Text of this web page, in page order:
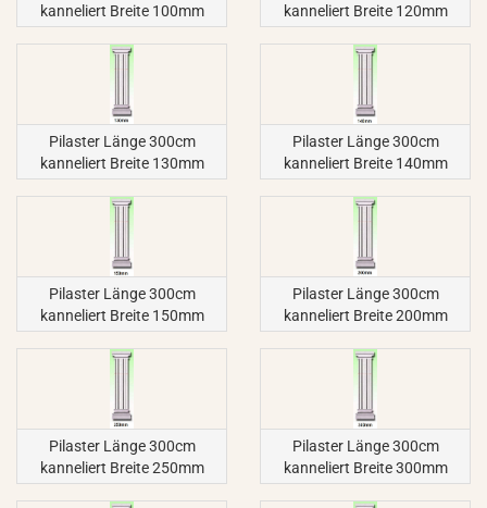
kanneliert Breite 100mm
kanneliert Breite 120mm
Pilaster Länge 300cm
kanneliert Breite 130mm
Pilaster Länge 300cm
kanneliert Breite 140mm
Pilaster Länge 300cm
kanneliert Breite 150mm
Pilaster Länge 300cm
kanneliert Breite 200mm
Pilaster Länge 300cm
kanneliert Breite 250mm
Pilaster Länge 300cm
kanneliert Breite 300mm